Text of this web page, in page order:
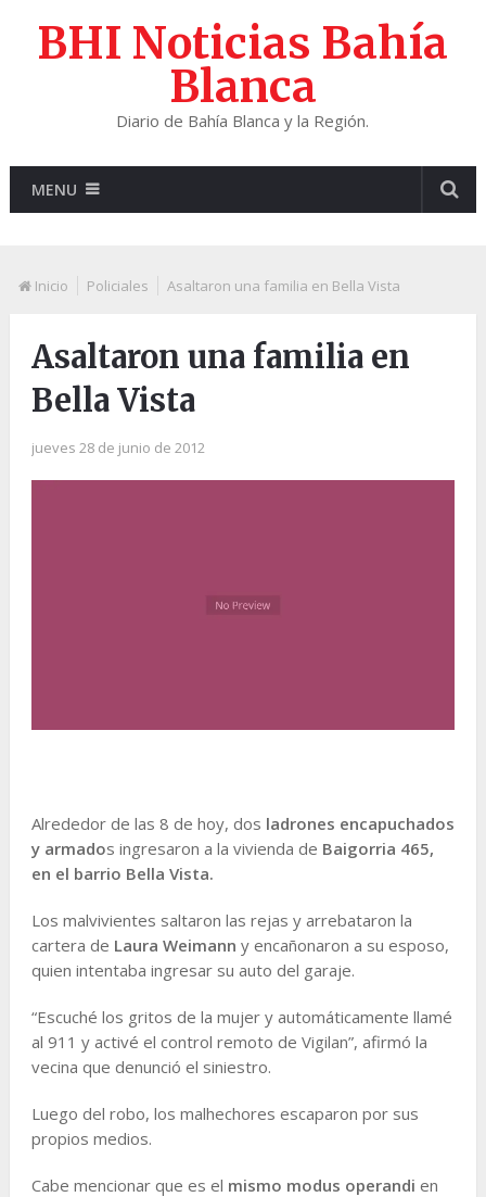
BHI Noticias Bahía
Blanca
Diario de Bahía Blanca y la Región.
MENU
Inicio Policiales Asaltaron una familia en Bella Vista
Asaltaron una familia en
Bella Vista
jueves 28 de junio de 2012
Alrededor de las 8 de hoy, dos ladrones encapuchados
y armados ingresaron a la vivienda de Baigorria 465,
en el barrio Bella Vista.
Los malvivientes saltaron las rejas y arrebataron la
cartera de Laura Weimann y encañonaron a su esposo,
quien intentaba ingresar su auto del garaje.
“Escuché los gritos de la mujer y automáticamente llamé
al 911 y activé el control remoto de Vigilan”, afirmó la
vecina que denunció el siniestro.
Luego del robo, los malhechores escaparon por sus
propios medios.
Cabe mencionar que es el mismo modus operandi en